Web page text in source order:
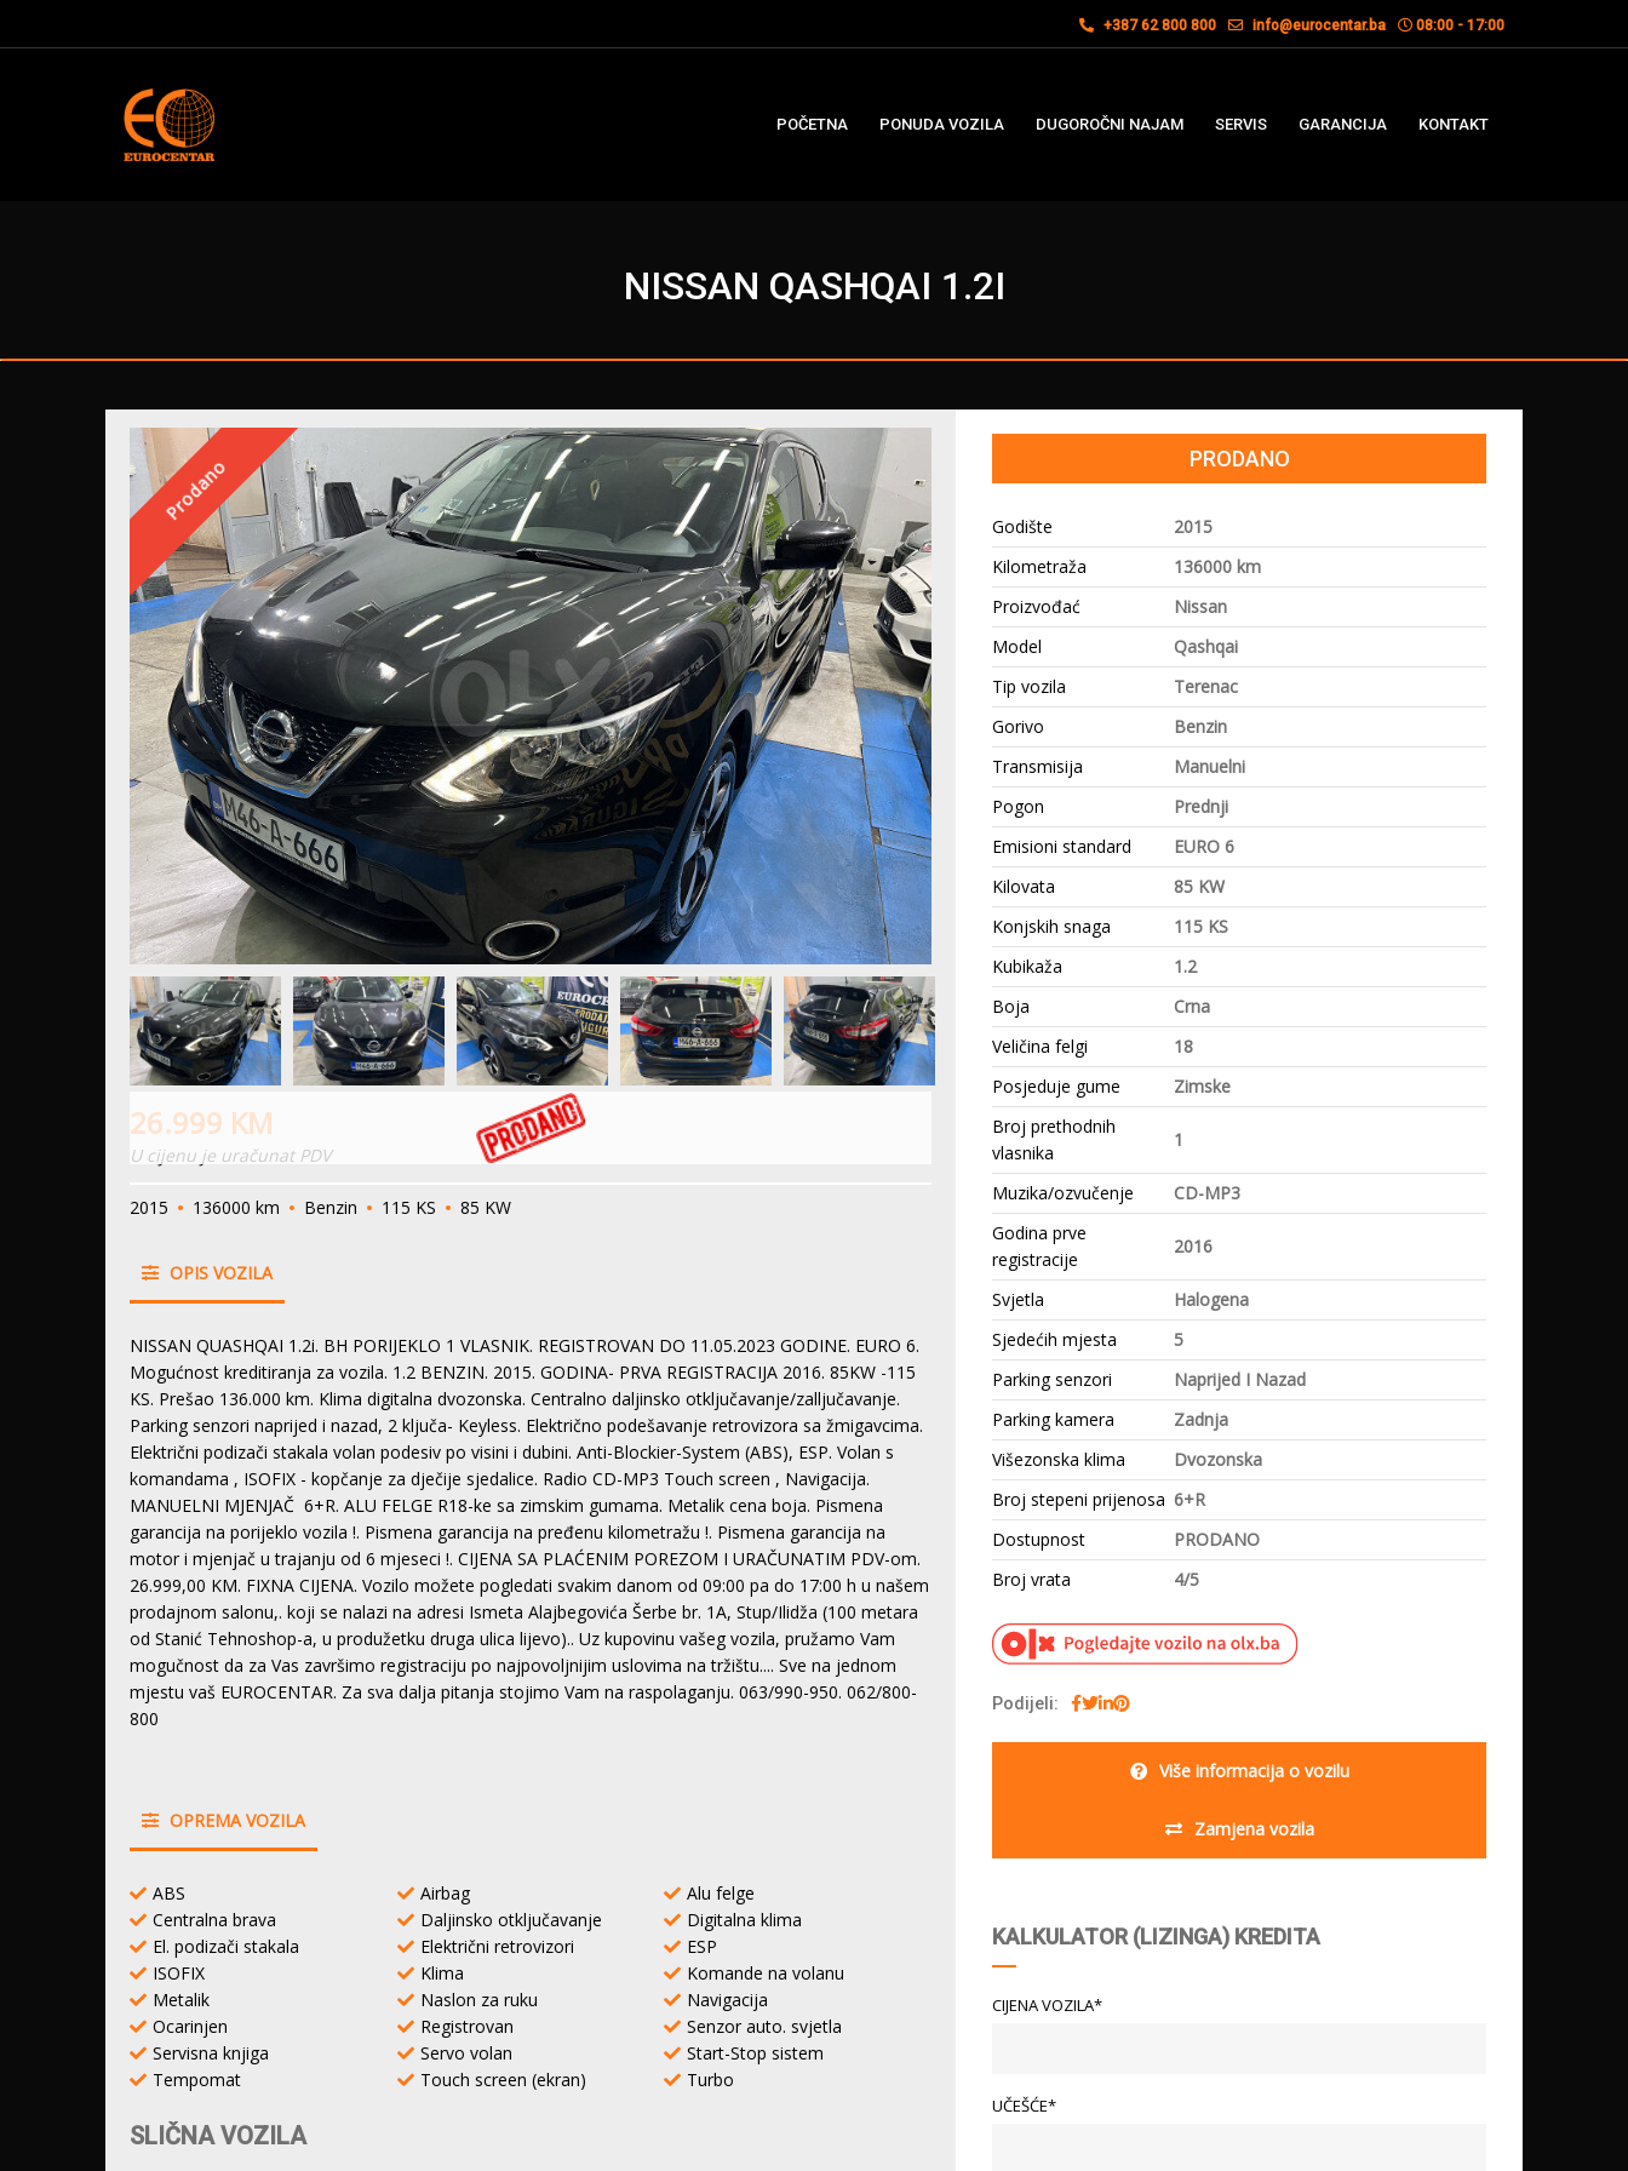
+387 62 800 800 info@eurocentar.ba 08:00 - 17:00
POČETNA PONUDA VOZILA DUGOROČNI NAJAM SERVIS GARANCIJA KONTAKT
NISSAN QASHQAI 1.2I
Prodano
26.999 KM
U cijenu je uračunat PDV
2015 136000 km Benzin 115 KS 85 KW
OPIS VOZILA
NISSAN QUASHQAI 1.2i. BH PORIJEKLO 1 VLASNIK. REGISTROVAN DO 11.05.2023 GODINE. EURO 6.
Mogućnost kreditiranja za vozila. 1.2 BENZIN. 2015. GODINA- PRVA REGISTRACIJA 2016. 85KW -115
KS. Prešao 136.000 km. Klima digitalna dvozonska. Centralno daljinsko otključavanje/zalljučavanje.
Parking senzori naprijed i nazad, 2 ključa- Keyless. Električno podešavanje retrovizora sa žmigavcima.
Električni podizači stakala volan podesiv po visini i dubini. Anti-Blockier-System (ABS), ESP. Volan s
komandama , ISOFIX - kopčanje za dječije sjedalice. Radio CD-MP3 Touch screen , Navigacija.
MANUELNI MJENJAČ 6+R. ALU FELGE R18-ke sa zimskim gumama. Metalik cena boja. Pismena
garancija na porijeklo vozila !. Pismena garancija na pređenu kilometražu !. Pismena garancija na
motor i mjenjač u trajanju od 6 mjeseci !. CIJENA SA PLAĆENIM POREZOM I URAČUNATIM PDV-om.
26.999,00 KM. FIXNA CIJENA. Vozilo možete pogledati svakim danom od 09:00 pa do 17:00 h u našem
prodajnom salonu,. koji se nalazi na adresi Ismeta Alajbegovića Šerbe br. 1A, Stup/Ilidža (100 metara
od Stanić Tehnoshop-a, u produžetku druga ulica lijevo).. Uz kupovinu vašeg vozila, pružamo Vam
mogučnost da za Vas završimo registraciju po najpovoljnijim uslovima na tržištu.... Sve na jednom
mjestu vaš EUROCENTAR. Za sva dalja pitanja stojimo Vam na raspolaganju. 063/990-950. 062/800-
800
OPREMA VOZILA
ABS Airbag
Alu felge
Centralna brava
Daljinsko otključavanje
Digitalna klima
El. podizači stakala
Električni retrovizori
ESP
ISOFIX
Klima
Komande na volanu
Metalik
Naslon za ruku
Navigacija
Ocarinjen
Registrovan
Senzor auto. svjetla
Servisna knjiga
Servo volan
Start-Stop sistem
Tempomat
Touch screen (ekran) Turbo
SLIČNA VOZILA
PRODANO
Godište
2015
Kilometraža
136000 km
Proizvođać
Nissan
Model
Qashqai
Tip vozila
Terenac
Gorivo
Benzin
Transmisija
Manuelni
Pogon
Prednji
Emisioni standard
EURO 6
Kilovata
85 KW
Konjskih snaga
115 KS
Kubikaža
1.2
Boja
Crna
Veličina felgi
18
Posjeduje gume
Zimske
Broj prethodnih
vlasnika
1
Muzika/ozvučenje
CD-MP3
Godina prve
registracije
2016
Svjetla
Halogena
Sjedećih mjesta
5
Parking senzori
Naprijed I Nazad
Parking kamera
Zadnja
Višezonska klima
Dvozonska
Broj stepeni prijenosa 6+R
Dostupnost
PRODANO
Broj vrata
4/5
Podijeli:
Više informacija o vozilu
Zamjena vozila
KALKULATOR (LIZINGA) KREDITA
CIJENA VOZILA*
UČEŠĆE*